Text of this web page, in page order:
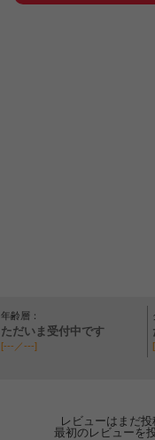
年齢層：
ただいま受付中です
[---／---]
レビューはまだ投
最初のレビューを